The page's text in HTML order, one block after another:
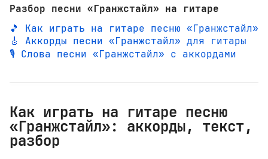
Разбор песни «Гранжстайл» на гитаре
🎵 Как играть на гитаре песню «Гранжстайл»
🎸 Аккорды песни «Гранжстайл» для гитары
🎙️ Слова песни «Гранжстайл» с аккордами
Как играть на гитаре песню
«Гранжстайл»: аккорды, текст,
разбор